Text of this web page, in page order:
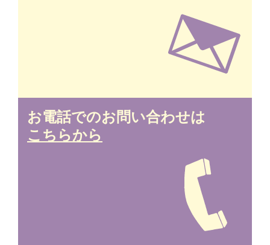
お電話でのお問い合わせは
こちらから